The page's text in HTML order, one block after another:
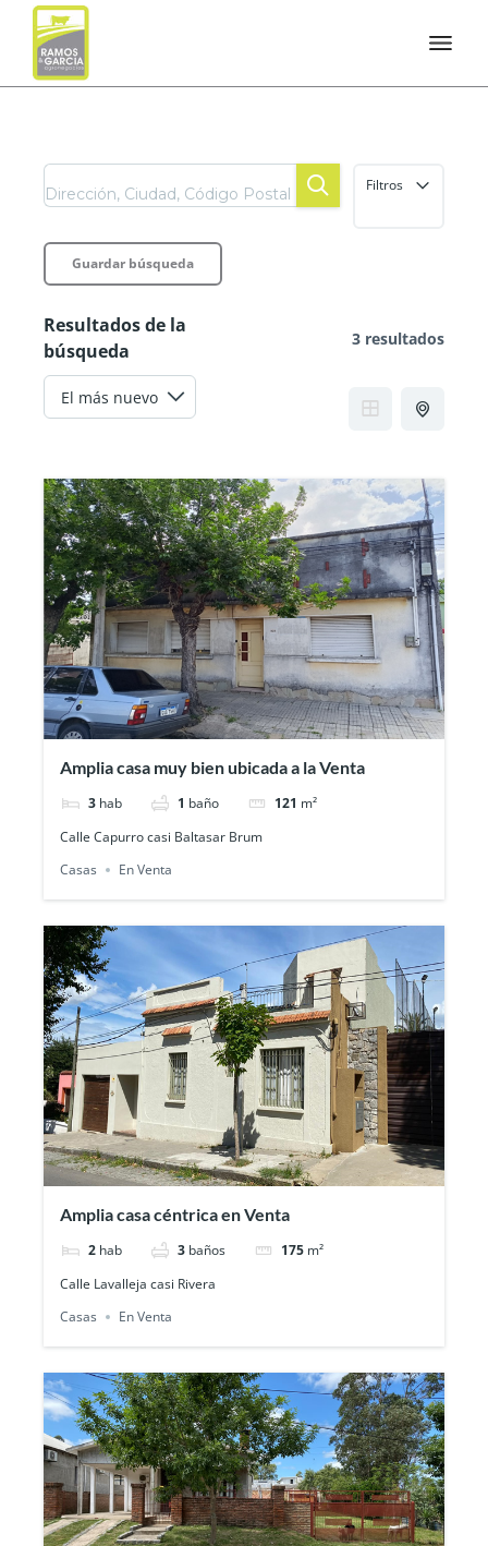
Filtros
Guardar búsqueda
Resultados de la
búsqueda
3 resultados
Amplia casa muy bien ubicada a la Venta
3 hab 1 baño 121 m²
Calle Capurro casi Baltasar Brum
Casas
En Venta
Amplia casa céntrica en Venta
2 hab 3 baños 175 m²
Calle Lavalleja casi Rivera
Casas
En Venta